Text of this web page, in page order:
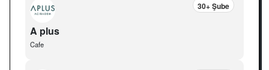
A plus
Cafe
30+ Şube